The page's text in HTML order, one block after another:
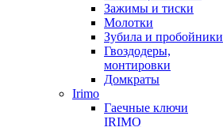
Зажимы и тиски
Молотки
Зубила и пробойники
Гвоздодеры,
монтировки
Домкраты
Irimo
Гаечные ключи
IRIMO